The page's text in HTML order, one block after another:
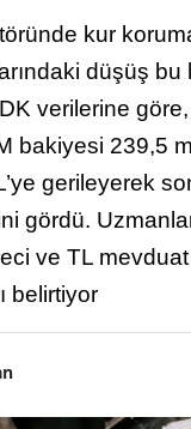
kur
düşüş bu
verilerine
bakiyesi 239,5
gerileyerek
gördü.
ve TL
belirtiyor